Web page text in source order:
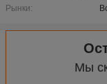
Рынки:
Мы
Машина упаковки
Машина
Eye